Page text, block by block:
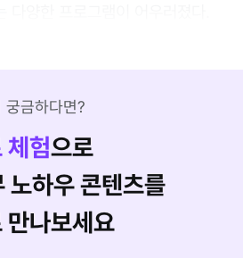
궁금하다면?
체험으로
하우 콘텐츠를
만나보세요